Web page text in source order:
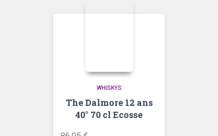
WHISKYS
The Dalmore 12 ans
40° 70 cl Ecosse